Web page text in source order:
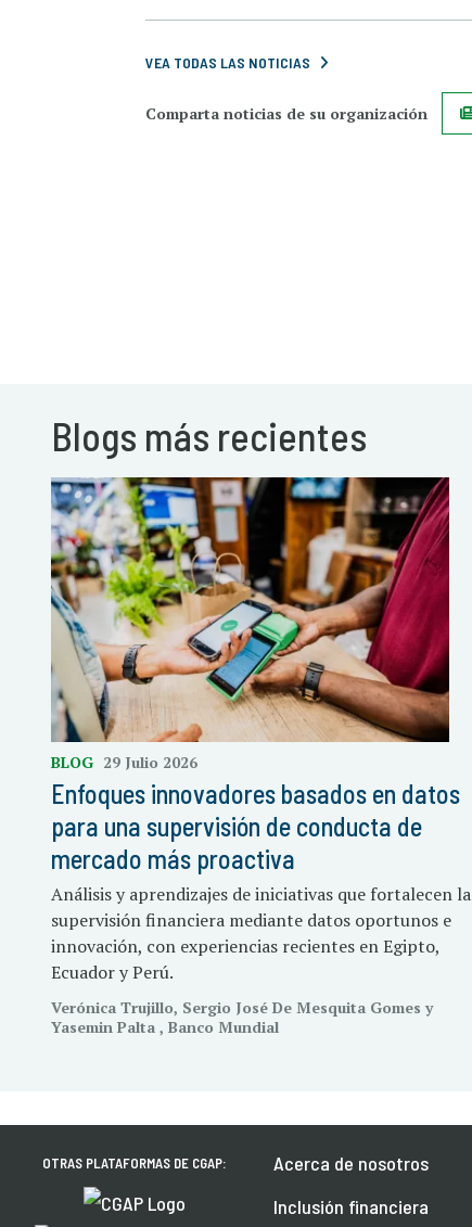
VEA TODAS LAS NOTICIAS
Comparta noticias de su organización
Blogs más recientes
BLOG 29 Julio 2026
Enfoques innovadores basados en datos
para una supervisión de conducta de
mercado más proactiva
Análisis y aprendizajes de iniciativas que fortalecen la
supervisión financiera mediante datos oportunos e
innovación, con experiencias recientes en Egipto,
Ecuador y Perú.
Verónica Trujillo, Sergio José De Mesquita Gomes y
Yasemin Palta , Banco Mundial
OTRAS PLATAFORMAS DE CGAP:
Acerca de nosotros
Inclusión financiera